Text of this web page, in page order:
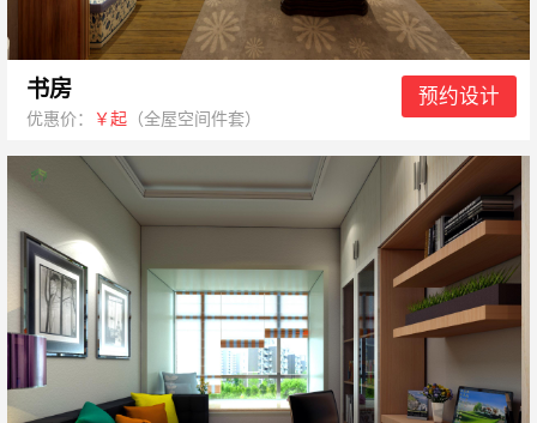
书房
优惠价： ￥起 （全屋空间件套）
预约设计